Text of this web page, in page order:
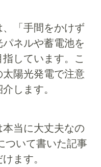
「手間をかけず
ネルや蓄電池を
しています。こ
陽光発電で注意
します。
当に大丈夫なの
ついて書いた記事
ます。